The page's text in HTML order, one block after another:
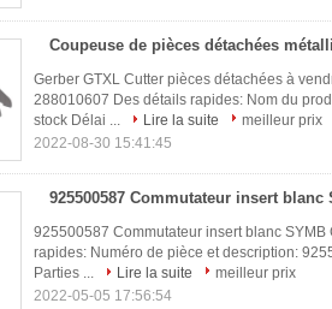
Gerber GTXL Cutter pièces détachées à
288010607 Des détails rapides: Nom du
stock Délai ...
Lire la suite
meilleur prix
2022-08-30 15:41:45
925500587 Commutateur insert blanc SYMB
rapides: Numéro de pièce et description:
Parties ...
Lire la suite
meilleur prix
2022-05-05 17:56:54